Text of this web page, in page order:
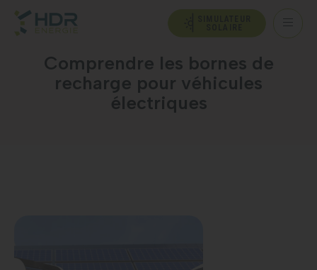
Comprendre les bornes de
recharge pour véhicules
électriques